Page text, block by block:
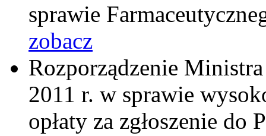
sprawie
zobacz
Rozporządzenie
2011 r. w sprawie
opłaty za zgłoszenie do